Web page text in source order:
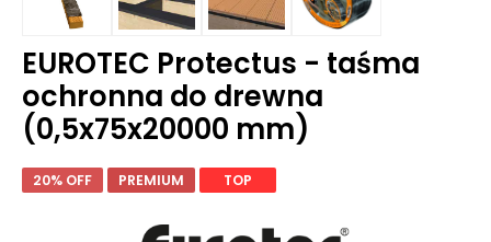
EUROTEC Protectus - taśma
ochronna do drewna
(0,5x75x20000 mm)
20% OFF PREMIUM TOP